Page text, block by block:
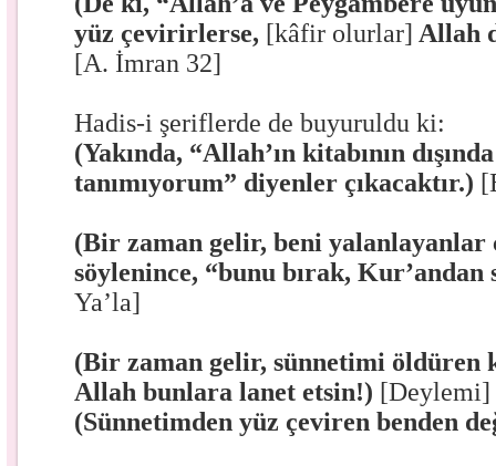
yüz çevirirlerse, [kâfir olurlar] Allah
[A. İmran 32]
Hadis-i şeriflerde de buyuruldu ki:
(Yakında, “Allah’ın kitabının
tanımıyorum” diyenler çıkacaktır.)
(Bir zaman gelir, beni yalanlayanlar
söylenince, “bunu bırak, Kur’andan
Ya’la]
(Bir zaman gelir, sünnetimi öldüren
Allah bunlara lanet etsin!) [Deylemi]
(Sünnetimden yüz çeviren benden